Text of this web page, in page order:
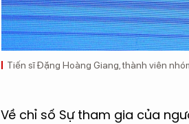
Tiến sĩ Đặng Hoàng Giang, thành viên
Về chỉ số Sự tham gia của